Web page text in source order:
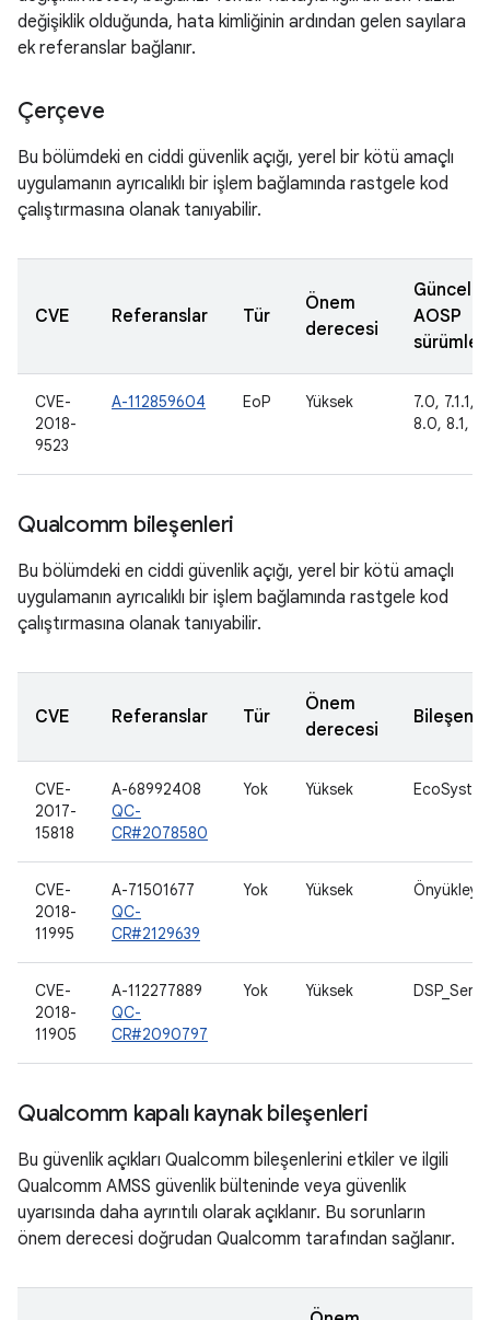
değişiklik olduğunda, hata kimliğinin ardından gelen sayılara
ek referanslar bağlanır.
Çerçeve
Bu bölümdeki en ciddi güvenlik açığı, yerel bir kötü amaçlı
uygulamanın ayrıcalıklı bir işlem bağlamında rastgele kod
çalıştırmasına olanak tanıyabilir.
CVE Referanslar Tür
Önem
derecesi
AOSP
sürümleri
CVE-
2018-
9523
A-112859604 EoP Yüksek
7.0, 7.1.1,
8.0, 8.1, 9
Qualcomm bileşenleri
Bu bölümdeki en ciddi güvenlik açığı, yerel bir kötü amaçlı
uygulamanın ayrıcalıklı bir işlem bağlamında rastgele kod
çalıştırmasına olanak tanıyabilir.
CVE Referanslar Tür
Önem
derecesi
Bileşen
CVE-
2017-
15818
A-68992408
QC-
CR#2078580
Yok Yüksek
CVE-
2018-
11995
A-71501677
QC-
CR#2129639
Yok Yüksek
CVE-
2018-
11905
A-112277889
QC-
CR#2090797
Yok Yüksek
Qualcomm kapalı kaynak bileşenleri
Bu güvenlik açıkları Qualcomm bileşenlerini etkiler ve ilgili
Qualcomm AMSS güvenlik bülteninde veya güvenlik
uyarısında daha ayrıntılı olarak açıklanır. Bu sorunların
önem derecesi doğrudan Qualcomm tarafından sağlanır.